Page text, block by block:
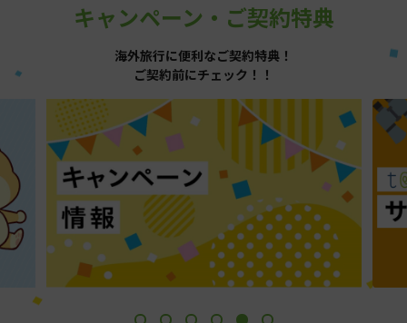
キャンペーン・ご契約特典
海外旅行に便利なご契約特典！
ご契約前にチェック！！